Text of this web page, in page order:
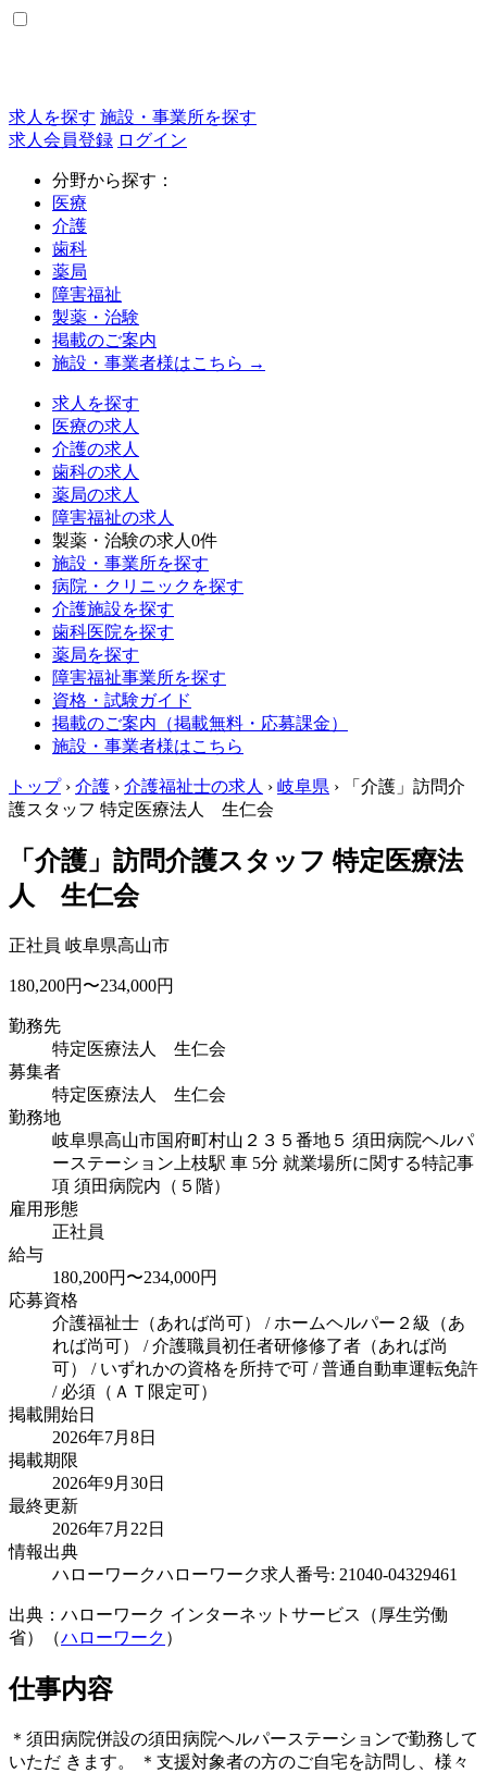
求人を探す 施設・事業所を探す
求人会員登録 ログイン
分野から探す：
医療
介護
歯科
薬局
障害福祉
製薬・治験
掲載のご案内
施設・事業者様はこちら →
求人を探す
医療の求人
介護の求人
歯科の求人
薬局の求人
障害福祉の求人
製薬・治験の求人 0件
施設・事業所を探す
病院・クリニックを探す
介護施設を探す
歯科医院を探す
薬局を探す
障害福祉事業所を探す
資格・試験ガイド
掲載のご案内（掲載無料・応募課金）
施設・事業者様はこちら
トップ › 介護 › 介護福祉士の求人 › 岐阜県 ›
「介護」訪問介
護スタッフ 特定医療法人 生仁会
「介護」訪問介護スタッフ 特定医療法
人 生仁会
正社員 岐阜県高山市
180,200円〜234,000円
勤務先
特定医療法人 生仁会
募集者
特定医療法人 生仁会
勤務地
岐阜県高山市国府町村山２３５番地５ 須田病院ヘルパ
ーステーション 上枝駅 車 5分 就業場所に関する特記事
項 須田病院内（５階）
雇用形態
正社員
給与
180,200円〜234,000円
応募資格
介護福祉士（あれば尚可） / ホームヘルパー２級（あ
れば尚可） / 介護職員初任者研修修了者（あれば尚
可） / いずれかの資格を所持で可 / 普通自動車運転免許
/ 必須（ＡＴ限定可）
掲載開始日
2026年7月8日
掲載期限
2026年9月30日
最終更新
2026年7月22日
情報出典
ハローワークハローワーク求人番号: 21040-04329461
出典：ハローワーク インターネットサービス（厚生労働
省）（ハローワーク ）
仕事内容
＊須田病院併設の須田病院ヘルパーステーションで勤務して
いただ きます。 ＊支援対象者の方のご自宅を訪問し、様々